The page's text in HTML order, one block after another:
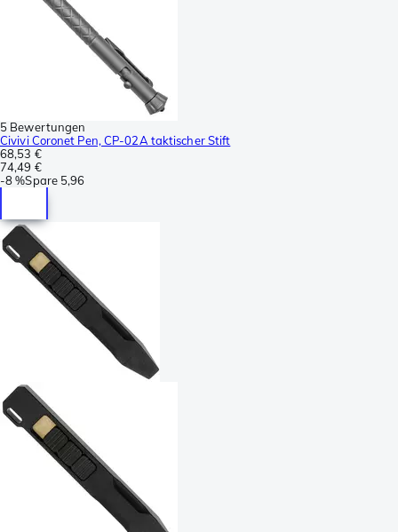
5 Bewertungen
Civivi Coronet Pen, CP-02A taktischer Stift
68,53 €
74,49 €
-8 %Spare 5,96